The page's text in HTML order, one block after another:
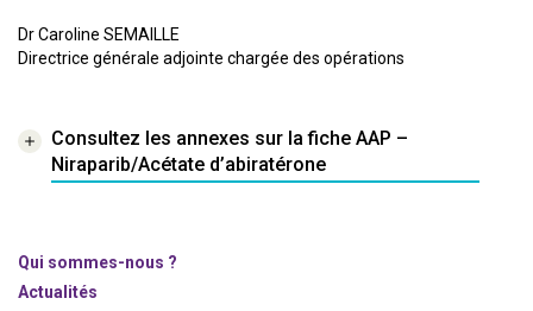
Dr Caroline SEMAILLE
Directrice générale adjointe chargée des opérations
Consultez les annexes sur la fiche AAP –
Niraparib/Acétate d’abiratérone
Qui sommes-nous ?
Actualités